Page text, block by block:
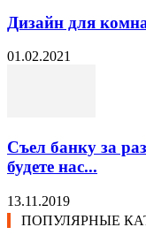
Дизайн для
01.02.2021
Съел банку за
будете нас...
13.11.2019
ПОПУЛЯРНЫЕ